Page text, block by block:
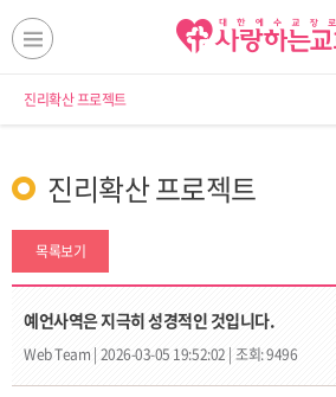
진리확산 프로젝트
진리확산 프로젝트
목록보기
예언사역은 지극히 성경적인 것입니다.
Web Team | 2026-03-05 19:52:02 | 조회: 9496